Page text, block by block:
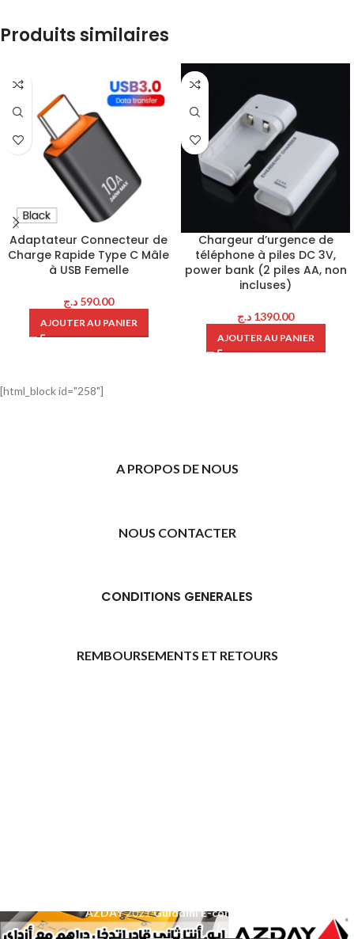
Produits similaires
Adaptateur Connecteur de
Charge Rapide Type C Mâle
à USB Femelle
590.00 د.ج
AJOUTER AU PANIER
Chargeur d’urgence de
téléphone à piles DC 3V,
power bank (2 piles AA, non
incluses)
1390.00 د.ج
AJOUTER AU PANIER
[html_block id="258"]
A PROPOS DE NOUS
NOUS CONTACTER
CONDITIONS GENERALES
REMBOURSEMENTS ET RETOURS
AZDAY2021Guiddini E-commerce